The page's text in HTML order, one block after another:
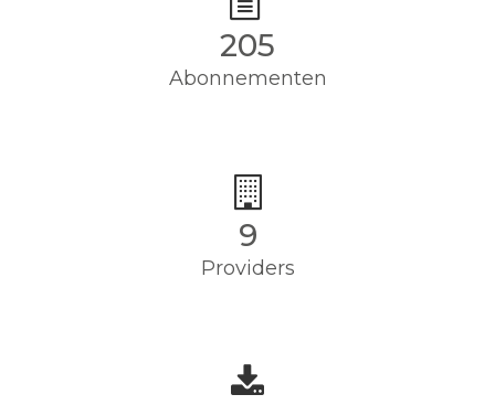
205
Abonnementen
9
Providers